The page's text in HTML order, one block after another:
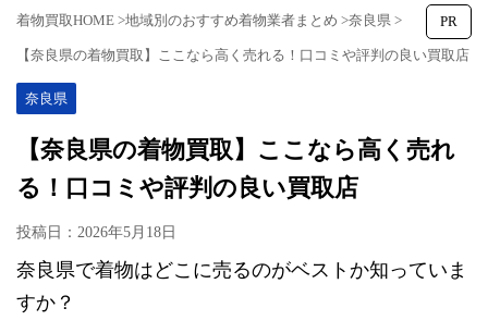
PR
着物買取HOME >地域別のおすすめ着物業者まとめ >奈良県 >
【奈良県の着物買取】ここなら高く売れる！口コミや評判の良い買取店
奈良県
【奈良県の着物買取】ここなら高く売れ
る！口コミや評判の良い買取店
投稿日： 2026年5月18日
奈良県で着物はどこに売るのがベストか知っていま
すか？